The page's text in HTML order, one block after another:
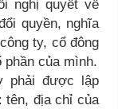
nghị quyết về
quyền, nghĩa
ty, cổ đông
của mình.
phải được lập
tên, địa chỉ của